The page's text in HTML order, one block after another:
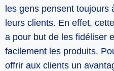
les gens pensent toujours
leurs clients. En effet,
a pour but de les fidéliser
facilement les produits.
offrir aux clients un